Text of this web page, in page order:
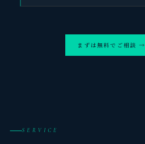
まずは無料でご相談 →
SERVICE